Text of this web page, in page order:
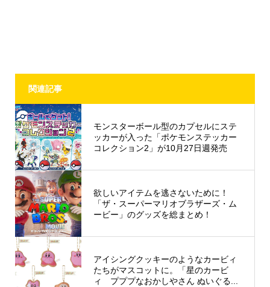
関連記事
モンスターボール型のカプセルにステ
ッカーが入った「ポケモンステッカー
コレクション2」が10月27日週発売
欲しいアイテムを逃さないために！
「ザ・スーパーマリオブラザーズ・ム
ービー」のグッズを総まとめ！
アイシングクッキーのようなカービィ
たちがマスコットに。「星のカービ
ィ プププなおかしやさん ぬいぐる...